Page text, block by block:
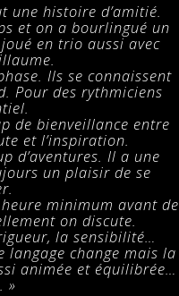
une histoire d’amitié.
et on a bourlingué un
en trio aussi avec
Ils se connaissent
Pour des rythmiciens
de bienveillance entre
et l’inspiration.
d’aventures. Il a une
un plaisir de se
minimum avant de
on discute.
la sensibilité…
langage change mais la
animée et équilibrée…
»